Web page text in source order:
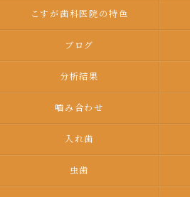
こすが歯科医院の特色
ブログ
分析結果
嚙み合わせ
入れ歯
虫歯